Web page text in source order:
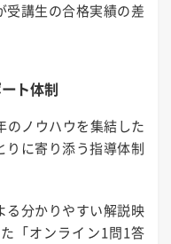
受講生の合格実績の差
ト体制
のノウハウを集結した
りに寄り添う指導体制
る分かりやすい解説映
「オンライン1問1答